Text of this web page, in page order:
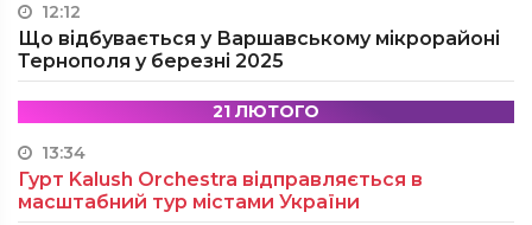
12:12
Що відбувається у Варшавському мікрорайоні
Тернополя у березні 2025
21 ЛЮТОГО
13:34
Гурт Kalush Orchestra відправляється в
масштабний тур містами України